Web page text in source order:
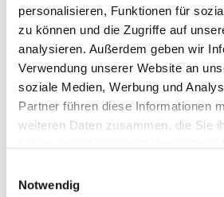
personalisieren, Funktionen für
zu können und die Zugriffe auf
analysieren. Außerdem geben wir
Verwendung unserer Website an
soziale Medien, Werbung und
Partner führen diese Informationen
weiteren Daten zusammen, die Sie
Notwendig